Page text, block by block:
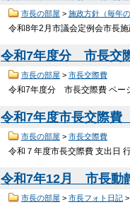
市長の部屋 > 施政方針（毎年の
令和8年2月市議会定例会市長
令和7年度分 市長交
市長の部屋 > 市長交際費
令和7年度分 市長交際費 ペ
令和7年度市長交際費
市長の部屋 > 市長交際費
令和７年度市長交際費 支出日
令和7年12月 市長動
市長の部屋 > 市長フォト日記>